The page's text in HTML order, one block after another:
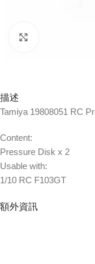
描述
Tamiya 19808051 RC
Content:
Pressure Disk x 2
Usable with:
1/10 RC F103GT
額外資訊